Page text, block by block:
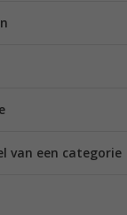
van een categorie